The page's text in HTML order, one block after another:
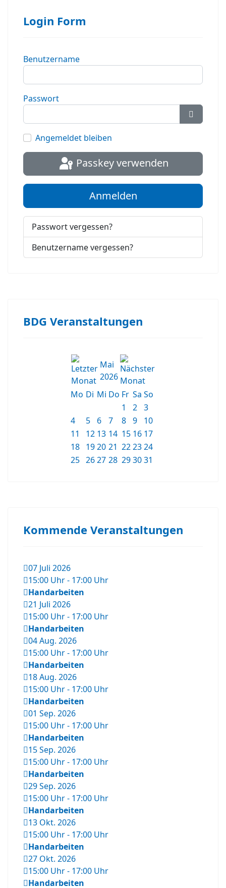
Login Form
Benutzername
Passwort
Angemeldet bleiben
Passkey verwenden
Anmelden
Passwort vergessen?
Benutzername vergessen?
BDG Veranstaltungen
Mai
2026
Mo Di Mi Do Fr Sa So
1
2 3
4
5 6 7 8 9
10
11
12 13 14 15 16 17
18 1920 21 222324
25 2627 28 293031
Kommende Veranstaltungen
07 Juli 2026
15:00 Uhr- 17:00 Uhr
Handarbeiten
21 Juli 2026
15:00 Uhr- 17:00 Uhr
Handarbeiten
04 Aug. 2026
15:00 Uhr- 17:00 Uhr
Handarbeiten
18 Aug. 2026
15:00 Uhr- 17:00 Uhr
Handarbeiten
01 Sep. 2026
15:00 Uhr- 17:00 Uhr
Handarbeiten
15 Sep. 2026
15:00 Uhr- 17:00 Uhr
Handarbeiten
29 Sep. 2026
15:00 Uhr- 17:00 Uhr
Handarbeiten
13 Okt. 2026
15:00 Uhr- 17:00 Uhr
Handarbeiten
27 Okt. 2026
15:00 Uhr- 17:00 Uhr
Handarbeiten